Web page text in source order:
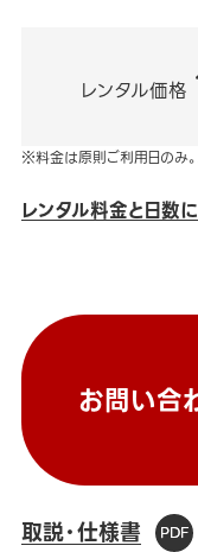
レンタル価格
※料金は原則ご利用日のみ。
レンタル料金と日数
お問い合
取説・仕様書